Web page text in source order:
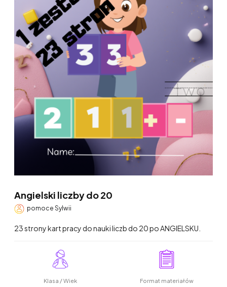
Angielski liczby do 20
pomoce Sylwii
23 strony kart pracy do nauki liczb do 20 po ANGIELSKU.
Klasa / Wiek Format materiałów